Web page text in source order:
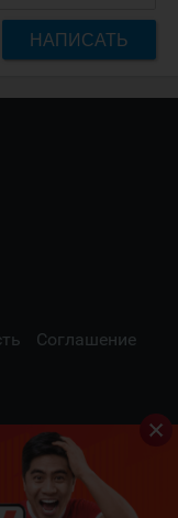
НАПИСАТЬ
Соглашение